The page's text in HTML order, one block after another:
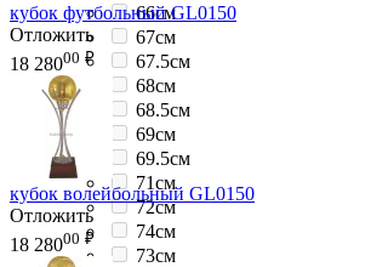
66см
67см
67.5см
68см
68.5см
69см
69.5см
71см
72см
74см
73см
кубок футбольный GL0150
Отложить
18 28000 ₽
кубок волейбольный GL0150
Отложить
18 28000 ₽